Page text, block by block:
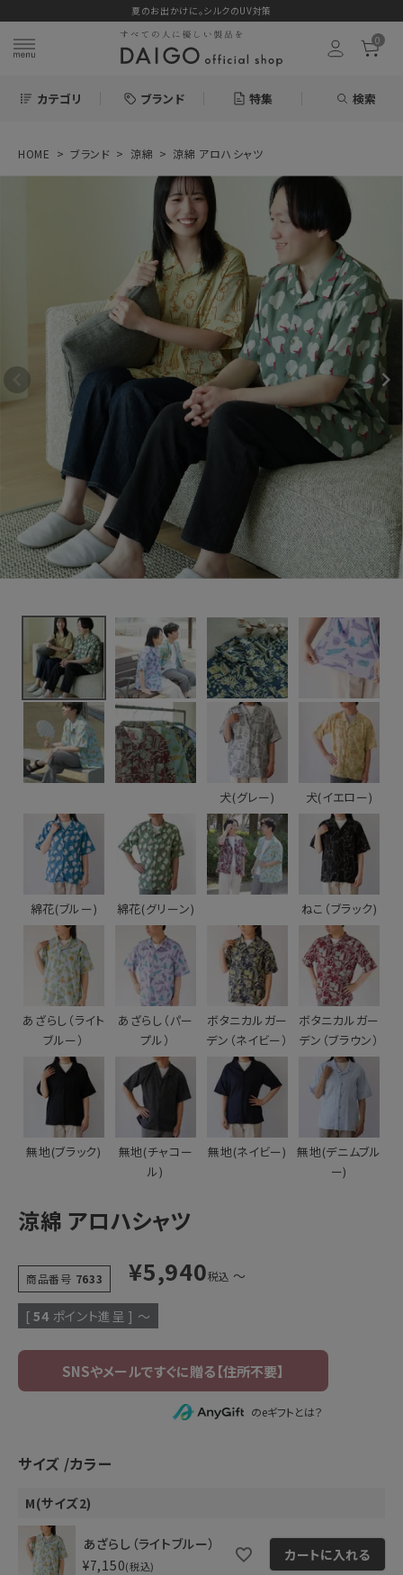
夏のお出かけに。シルクのUV対策
0
カテゴリ ブランド 特集 検索
search
涼綿 アロハシャツ
7,150円
(税込)
新着＆再入荷商品
カテゴリーから探す
ギフトを探す
特集
読み物
お問い合わせ
ログアウト
HOME ブランド 涼綿 涼綿 アロハシャツ
犬(グレー) 犬(イエロー)
綿花(ブルー) 綿花(グリーン) ねこ（ブラック)
あざらし（ライト
ブルー）
あざらし（パー
プル）
ボタニカルガー
デン（ネイビー）
ボタニカルガー
デン（ブラウン）
無地(ブラック)
無地(チャコー
ル)
無地(ネイビー)
無地(デニムブル
ー)
涼綿 アロハシャツ
商品番号 7633 ¥5,940税込 〜
[ 54 ポイント進呈 ] 〜
のeギフトとは？
サイズ カラー
M(サイズ2)
あざらし（ライトブルー）
¥7,150 税込
カートに入れる